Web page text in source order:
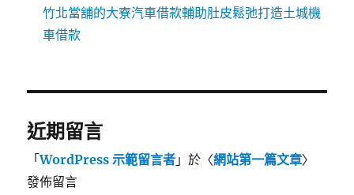
竹北當舖的大寮汽車借款輔助肚皮鬆弛打造土城機
車借款
近期留言
「WordPress 示範留言者 」於〈網站第一篇文章〉
發佈留言